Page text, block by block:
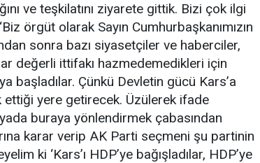
ve teşkilatını ziyarete gittik. Bizi çok ilgi
örgüt olarak Sayın Cumhurbaşkanımızın
sonra bazı siyasetçiler ve haberciler,
değerli ittifakı hazmedemedikleri için
başladılar. Çünkü Devletin gücü Kars’a
ettiği yere getirecek. Üzülerek ifade
buraya yönlendirmek çabasından
karar verip AK Parti seçmeni şu partinin
ki ‘Kars’ı HDP’ye bağışladılar, HDP’ye